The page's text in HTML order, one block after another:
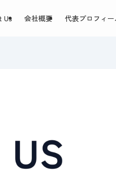
Us 会社概要 代表プロフィ